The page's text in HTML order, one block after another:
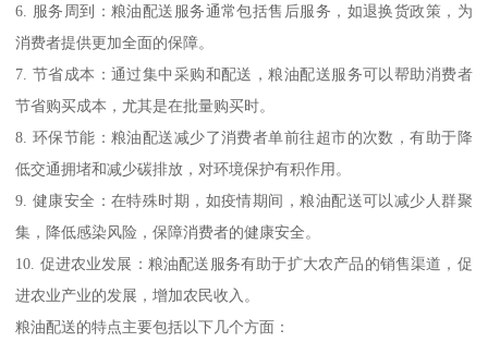
6. 服务周到：粮油配送服务通常包括售后服务，如退换货政策，为
消费者提供更加全面的保障。
7. 节省成本：通过集中采购和配送，粮油配送服务可以帮助消费者
节省购买成本，尤其是在批量购买时。
8. 环保节能：粮油配送减少了消费者单前往超市的次数，有助于降
低交通拥堵和减少碳排放，对环境保护有积作用。
9. 健康安全：在特殊时期，如疫情期间，粮油配送可以减少人群聚
集，降低感染风险，保障消费者的健康安全。
10. 促进农业发展：粮油配送服务有助于扩大农产品的销售渠道，促
进农业产业的发展，增加农民收入。
粮油配送的特点主要包括以下几个方面：